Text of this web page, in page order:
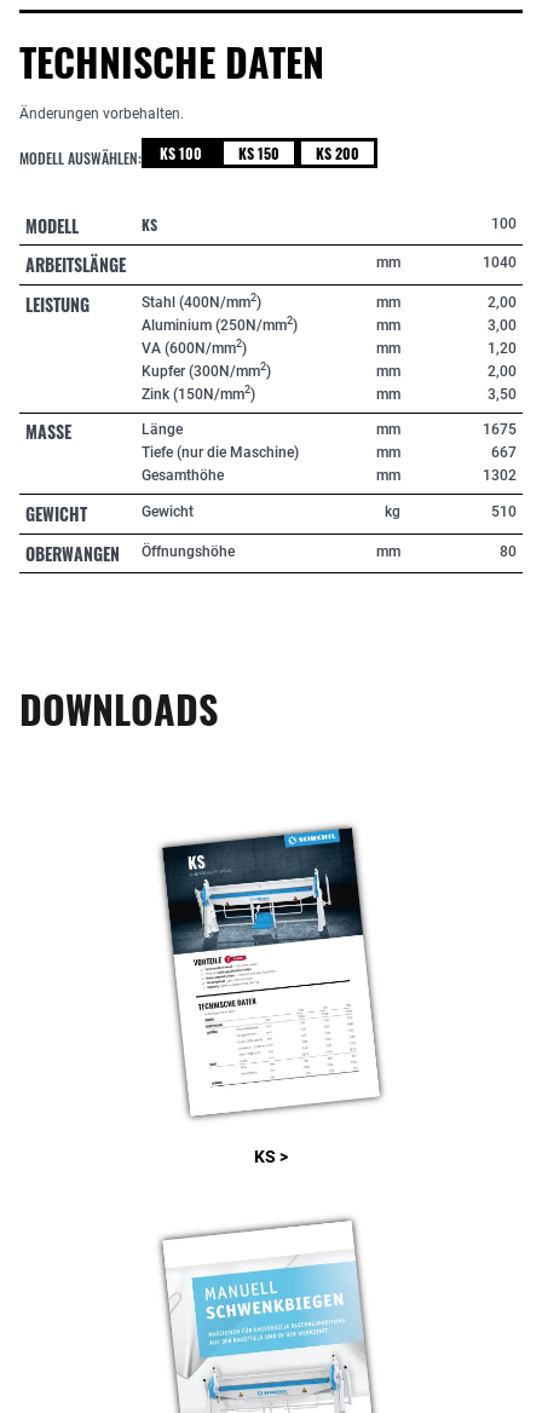
TECHNISCHE DATEN
Änderungen vorbehalten.
MODELL AUSWÄHLEN: KS 100 KS 150 KS 200
MODELL KS 100
ARBEITSLÄNGE mm 1040
LEISTUNG Stahl (400N/mm2)
Aluminium (250N/mm2)
VA (600N/mm2)
Kupfer (300N/mm2)
Zink (150N/mm2)
mm
mm
mm
mm
mm
2,00
3,00
1,20
2,00
3,50
MASSE
Länge
Tiefe (nur die Maschine)
Gesamthöhe
mm
mm
mm
1675
667
1302
GEWICHT Gewicht kg 510
OBERWANGEN Öffnungshöhe mm 80
DOWNLOADS
KS >